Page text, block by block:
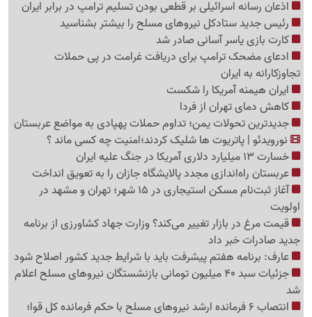
اذعان رسانه اسرائیلی بر قطعی بودن تسلیم ترامپ در برابر ایران
رئیس جدید ستادکل نیروهای مسلح را بیشتر بشناسید
کارت بازی یاسر آسانی صادر شد
ادعای مضحک ترامپ برای دریافت غرامت در پی حملات
تجاوزکارانه به ایران
ایران هیمنه آمریکا را شکست
کاهش دمای تهران از فردا
جدیدترین تحولات یمن؛ تداوم حملات پهپادی به مواضع عربستان
نورویدئو | پاتریوت ها شلیک کردند؛امنیت چه کسی ماند ؟
خسارت 13 میلیارد دلاری آمریکا در جنگ علیه ایران
عربستان راه‌اندازی مجدد پالایشگاه جازان را به تعویق انداخت
آغاز ثبت‌نام مسکن استیجاری در 15 شهر؛ تهران و مشهد در
اولویت
قیمت مرغ در بازار تغییر می‌کند؟ وزارت جهاد کشاورزی از برنامه
جدید صادرات خبر داد
عارف: برنامه هفتم پیشرفت باید با شرایط جدید کشور اصلاح شود
جزئیات سبد 40 میلیون تومانی بازنشستگان نیروهای مسلح اعلام
شد
انتصاب 6 فرمانده ارشد نیروهای مسلح با حکم فرمانده کل قوا؛